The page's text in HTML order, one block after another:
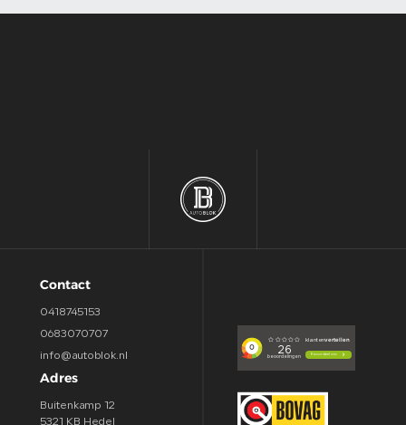
Contact
0418745153
0683070707
info@autoblok.nl
Adres
Buitenkamp 12
5321 KB Hedel